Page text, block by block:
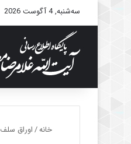
سه‌شنبه, 4 آگوست 2026
خانه/اوراق سلف